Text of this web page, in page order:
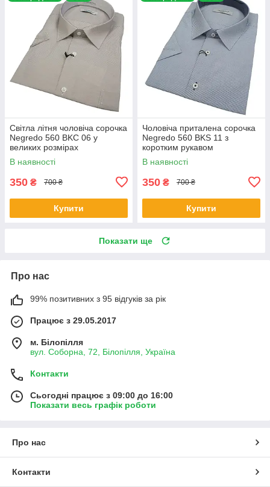
Світла літня чоловіча сорочка
Negredo 560 BKC 06 у
великих розмірах
В наявності
350 ₴ 700 ₴
Купити
Чоловіча приталена сорочка
Negredo 560 BKS 11 з
коротким рукавом
В наявності
350 ₴ 700 ₴
Купити
Показати ще
Про нас
99% позитивних з 95 відгуків за рік
Працює з 29.05.2017
м. Білопілля
вул. Соборна, 72, Білопілля, Україна
Контакти
Сьогодні працює з 09:00 до 16:00
Показати весь графік роботи
Про нас
Контакти